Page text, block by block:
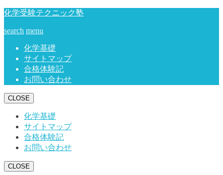
化学受験テクニック塾
search menu
化学基礎
サイトマップ
合格体験記
お問い合わせ
CLOSE
化学基礎
サイトマップ
合格体験記
お問い合わせ
CLOSE